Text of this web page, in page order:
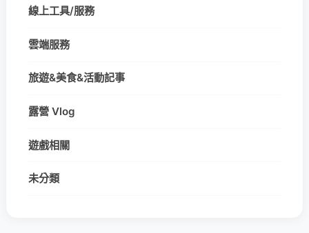
線上工具/服務
雲端服務
旅遊&美食&活動記事
露營 Vlog
遊戲相關
未分類